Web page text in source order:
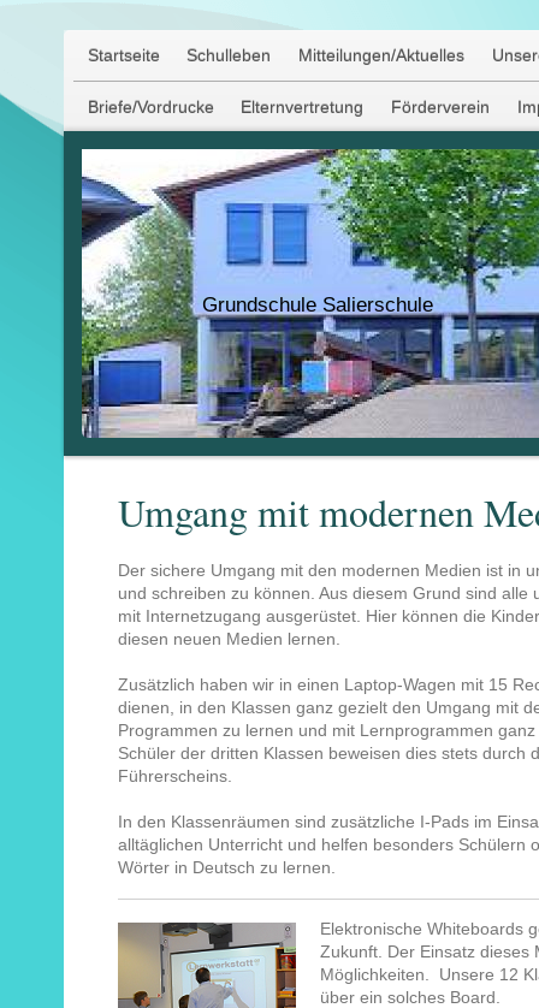
Startseite Schulleben Mitteilungen/Aktuelles
Briefe/Vordrucke Elternvertretung Förderverein
Grundschule Salierschule
Umgang mit modernen
Der sichere Umgang mit den modernen Medien ist in
und schreiben zu können. Aus diesem Grund sind alle
mit Internetzugang ausgerüstet. Hier können die
diesen neuen Medien lernen.
Zusätzlich haben wir in einen Laptop-Wagen mit 15
dienen, in den Klassen ganz gezielt den Umgang mit
Programmen zu lernen und mit Lernprogrammen
Schüler der dritten Klassen beweisen dies stets durch
Führerscheins.
In den Klassenräumen sind zusätzliche I-Pads im
alltäglichen Unterricht und helfen besonders Schülern
Wörter in Deutsch zu lernen.
Elektronische Whiteboards
Zukunft. Der Einsatz dieses
Möglichkeiten. Unsere 12
über ein solches Board.